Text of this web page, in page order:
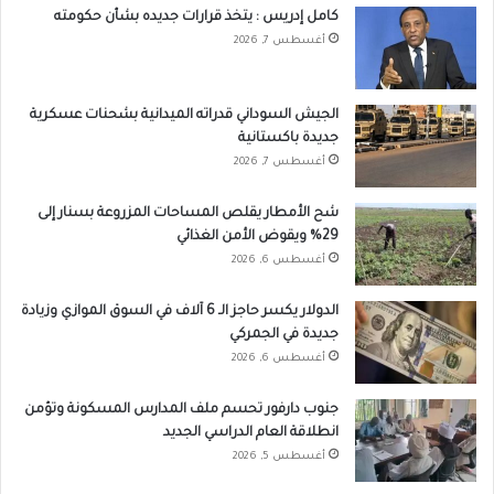
كامل إدريس : يتخذ قرارات جديده بشأن حكومته
أغسطس 7, 2026
الجيش السوداني قدراته الميدانية بشحنات عسكرية
جديدة باكستانية
أغسطس 7, 2026
شح الأمطار يقلص المساحات المزروعة بسنار إلى
29% ويقوض الأمن الغذائي
أغسطس 6, 2026
الدولار يكسر حاجز الـ 6 آلاف في السوق الموازي وزيادة
جديدة في الجمركي
أغسطس 6, 2026
جنوب دارفور تحسم ملف المدارس المسكونة وتؤمن
انطلاقة العام الدراسي الجديد
أغسطس 5, 2026